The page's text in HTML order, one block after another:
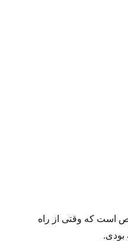
است که وقتی از راه
بودی.